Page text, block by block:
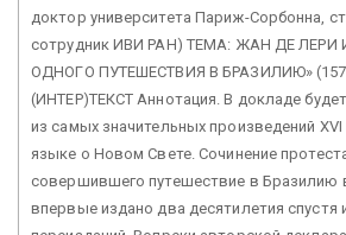
доктор университета Париж-Сорбонна,
сотрудник ИВИ РАН) ТЕМА: ЖАН ДЕ ЛЕРИ
ОДНОГО ПУТЕШЕСТВИЯ В БРАЗИЛИЮ»
(ИНТЕР)ТЕКСТ Аннотация. В докладе
из самых значительных произведений
языке о Новом Свете. Сочинение
совершившего путешествие в Бразилию
впервые издано два десятилетия